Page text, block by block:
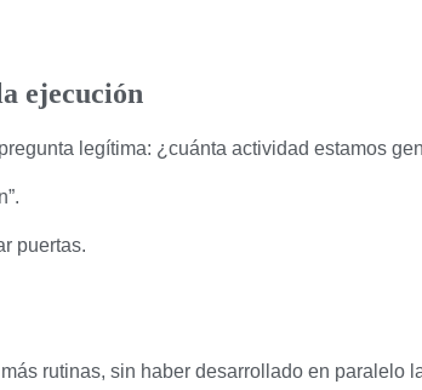
ejecución
legítima: ¿cuánta actividad estamos
puertas.
rutinas, sin haber desarrollado en paralelo